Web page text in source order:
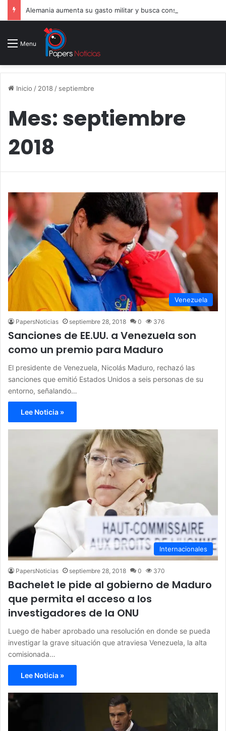
Menu
Inicio / 2018 / septiembre
Mes: septiembre
2018
Venezuela
PapersNoticias septiembre 28, 2018 0 376
Sanciones de EE.UU. a Venezuela son
como un premio para Maduro
El presidente de Venezuela, Nicolás Maduro, rechazó las
sanciones que emitió Estados Unidos a seis personas de su
entorno, señalando…
Lee Noticia »
Internacionales
PapersNoticias septiembre 28, 2018 0 370
Bachelet le pide al gobierno de Maduro
que permita el acceso a los
investigadores de la ONU
Luego de haber aprobado una resolución en donde se pueda
investigar la grave situación que atraviesa Venezuela, la alta
comisionada…
Lee Noticia »